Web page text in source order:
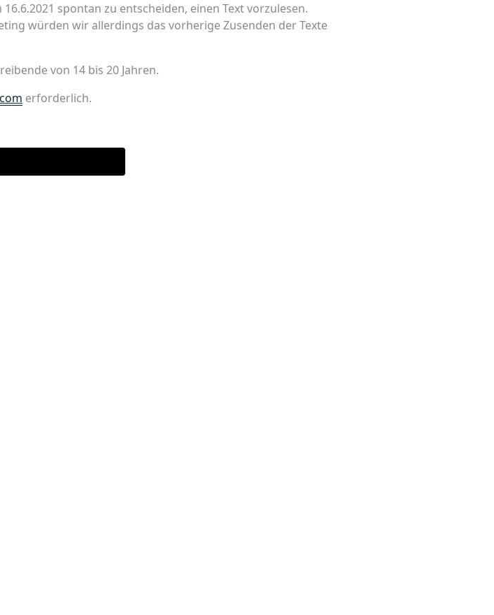
spontan zu entscheiden, einen Text vorzulesen.
würden wir allerdings das vorherige Zusenden der Texte
von 14 bis 20 Jahren.
erforderlich.